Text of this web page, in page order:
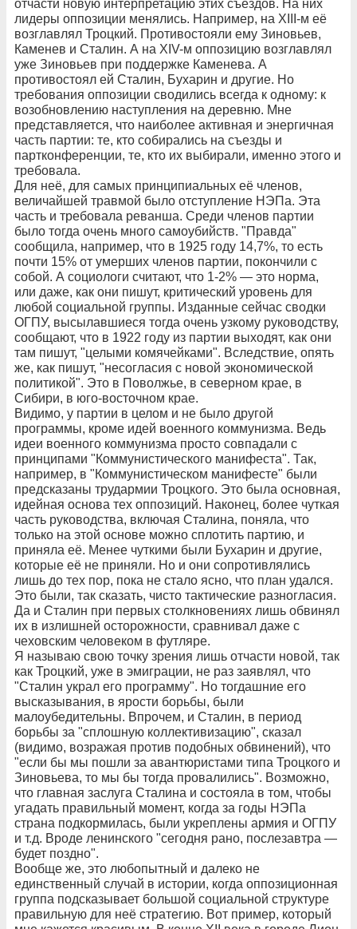
отчасти новую интерпретацию этих съездов. На них
лидеры оппозиции менялись. Например, на XIII-м её
возглавлял Троцкий. Противостояли ему Зиновьев,
Каменев и Сталин. А на XIV-м оппозицию возглавлял
уже Зиновьев при поддержке Каменева. А
противостоял ей Сталин, Бухарин и другие. Но
требования оппозиции сводились всегда к одному: к
возобновлению наступления на деревню. Мне
представляется, что наиболее активная и энергичная
часть партии: те, кто собирались на съезды и
партконференции, те, кто их выбирали, именно этого и
требовала.
Для неё, для самых принципиальных её членов,
величайшей травмой было отступление НЭПа. Эта
часть и требовала реванша. Среди членов партии
было тогда очень много самоубийств. "Правда"
сообщила, например, что в 1925 году 14,7%, то есть
почти 15% от умерших членов партии, покончили с
собой. А социологи считают, что 1-2% — это норма,
или даже, как они пишут, критический уровень для
любой социальной группы. Изданные сейчас сводки
ОГПУ, высылавшиеся тогда очень узкому руководству,
сообщают, что в 1922 году из партии выходят, как они
там пишут, "целыми комячейками". Вследствие, опять
же, как пишут, "несогласия с новой экономической
политикой". Это в Поволжье, в северном крае, в
Сибири, в юго-восточном крае.
Видимо, у партии в целом и не было другой
программы, кроме идей военного коммунизма. Ведь
идеи военного коммунизма просто совпадали с
принципами "Коммунистического манифеста". Так,
например, в "Коммунистическом манифесте" были
предсказаны трудармии Троцкого. Это была основная,
идейная основа тех оппозиций. Наконец, более чуткая
часть руководства, включая Сталина, поняла, что
только на этой основе можно сплотить партию, и
приняла её. Менее чуткими были Бухарин и другие,
которые её не приняли. Но и они сопротивлялись
лишь до тех пор, пока не стало ясно, что план удался.
Это были, так сказать, чисто тактические разногласия.
Да и Сталин при первых столкновениях лишь обвинял
их в излишней осторожности, сравнивал даже с
чеховским человеком в футляре.
Я называю свою точку зрения лишь отчасти новой, так
как Троцкий, уже в эмиграции, не раз заявлял, что
"Сталин украл его программу". Но тогдашние его
высказывания, в ярости борьбы, были
малоубедительны. Впрочем, и Сталин, в период
борьбы за "сплошную коллективизацию", сказал
(видимо, возражая против подобных обвинений), что
"если бы мы пошли за авантюристами типа Троцкого и
Зиновьева, то мы бы тогда провалились". Возможно,
что главная заслуга Сталина и состояла в том, чтобы
угадать правильный момент, когда за годы НЭПа
страна подкормилась, были укреплены армия и ОГПУ
и т.д. Вроде ленинского "сегодня рано, послезавтра —
будет поздно".
Вообще же, это любопытный и далеко не
единственный случай в истории, когда оппозиционная
группа подсказывает большой социальной структуре
правильную для неё стратегию. Вот пример, который